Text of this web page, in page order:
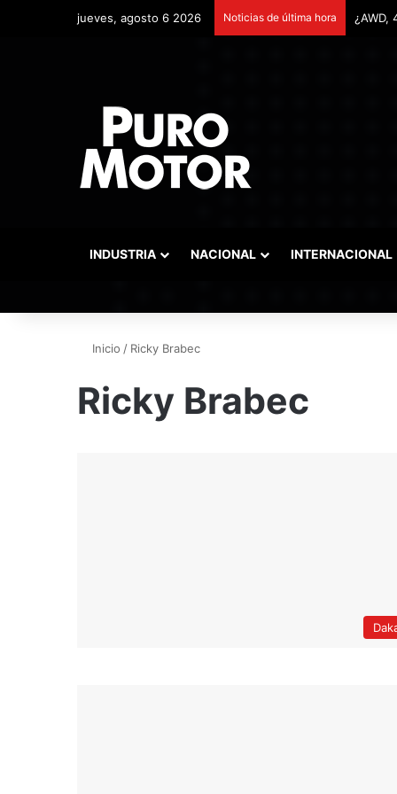
jueves, agosto 6 2026 Noticias de última hora
INDUSTRIA NACIONAL INTERNACIONAL
Inicio / Ricky Brabec
Ricky Brabec